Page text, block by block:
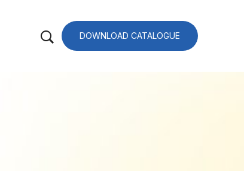
DOWNLOAD CATALOGUE